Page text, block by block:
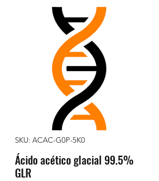
SKU: ACAC-G0P-5K0
Ácido acético glacial 99.5%
GLR